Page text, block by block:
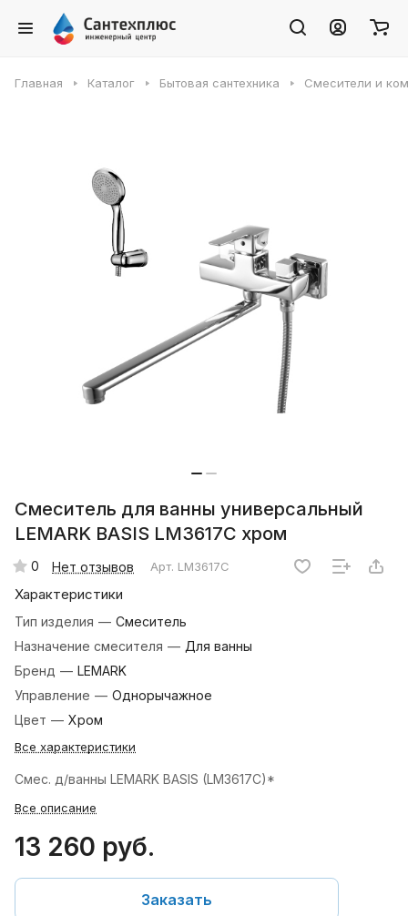
Главная Каталог Бытовая сантехника Смесители и
Смеситель для ванны универсальный
LEMARK BASIS LM3617C хром
0 Нет отзывов Арт. LM3617C
Характеристики
Тип изделия — Смеситель
Назначение смесителя — Для ванны
Бренд — LEMARK
Управление — Однорычажное
Цвет — Хром
Все характеристики
Смес. д/ванны LEMARK BASIS (LM3617C)*
Все описание
13 260 руб.
Заказать